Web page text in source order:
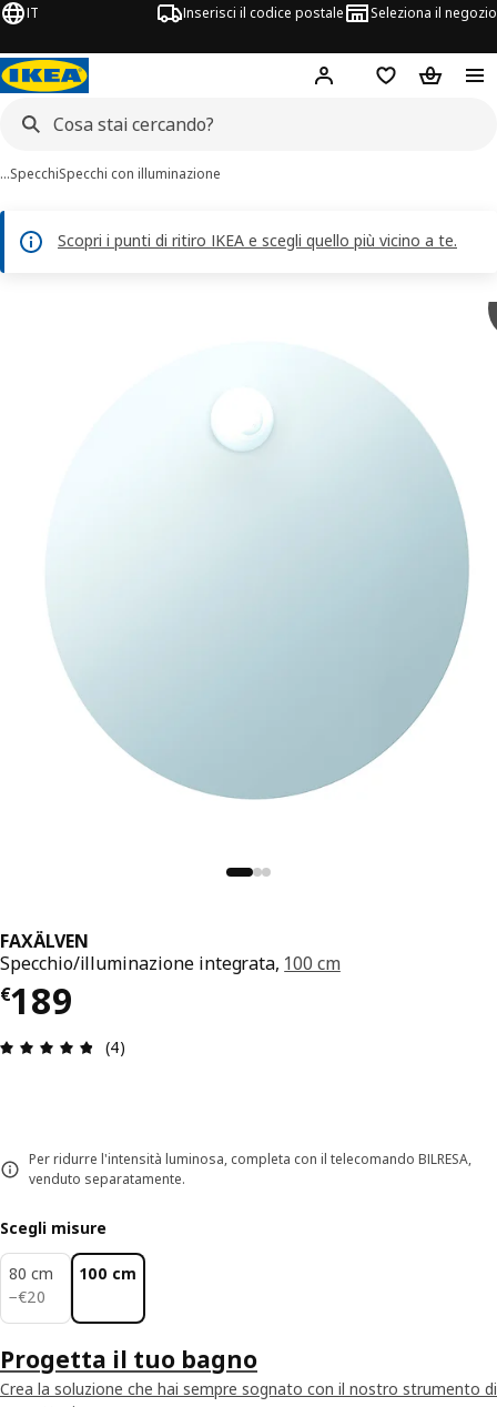
IT Inserisci il codice postale Seleziona il negozio
Hej! AccediLista deiCarrello
…SpecchiSpecchi con illuminazione
Scopri i punti di ritiro IKEA e scegli quello più vicino a te.
FAXÄLVEN
Specchio/illuminazione integrata, 100 cm
€189
Prezzo € 189
Recensione: 4.8 di 5 stelle. Recensioni totali: 4
(4)
Per ridurre l'intensità luminosa, completa con il telecomando BILRESA,
venduto separatamente.
Scegli misure
80 cm
−€20
€ 20
100 cm
Progetta il tuo bagno
Crea la soluzione che hai sempre sognato con il nostro strumento di